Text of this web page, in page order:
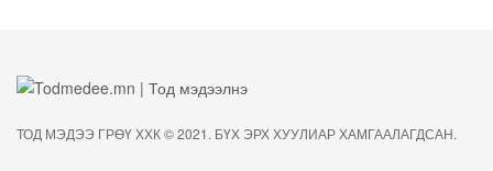
ТОД МЭДЭЭ ГРӨҮ ХХК © 2021. БҮХ ЭРХ ХУУЛИАР ХАМГААЛАГДСАН.